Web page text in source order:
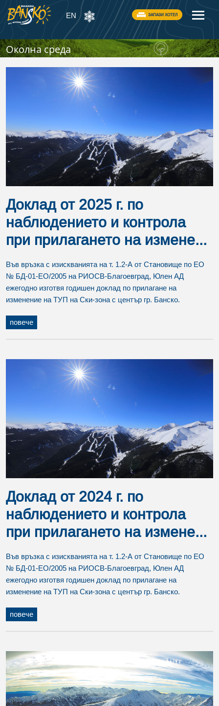
EN ЗАПАЗИ ХОТЕЛ
Околна среда
Доклад от 2025 г. по
наблюдението и контрола
при прилагането на измене...
Във връзка с изискванията на т. 1.2-А от Становище по ЕО
№ БД-01-ЕО/2005 на РИОСВ-Благоевград, Юлен АД
ежегодно изготвя годишен доклад по прилагане на
изменение на ТУП на Ски-зона с център гр. Банско.
повече
Доклад от 2024 г. по
наблюдението и контрола
при прилагането на измене...
Във връзка с изискванията на т. 1.2-А от Становище по ЕО
№ БД-01-ЕО/2005 на РИОСВ-Благоевград, Юлен АД
ежегодно изготвя годишен доклад по прилагане на
изменение на ТУП на Ски-зона с център гр. Банско.
повече